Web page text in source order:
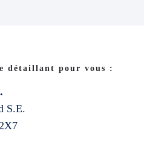
détaillant pour vous :
S.E.